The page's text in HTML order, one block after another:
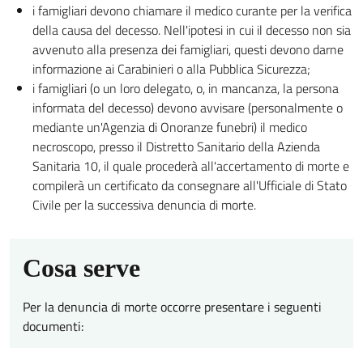
i famigliari devono chiamare il medico curante per la verifica
della causa del decesso. Nell'ipotesi in cui il decesso non sia
avvenuto alla presenza dei famigliari, questi devono darne
informazione ai Carabinieri o alla Pubblica Sicurezza;
i famigliari (o un loro delegato, o, in mancanza, la persona
informata del decesso) devono avvisare (personalmente o
mediante un'Agenzia di Onoranze funebri) il medico
necroscopo, presso il Distretto Sanitario della Azienda
Sanitaria 10, il quale procederà all'accertamento di morte e
compilerà un certificato da consegnare all'Ufficiale di Stato
Civile per la successiva denuncia di morte.
Cosa serve
Per la denuncia di morte occorre presentare i seguenti
documenti: